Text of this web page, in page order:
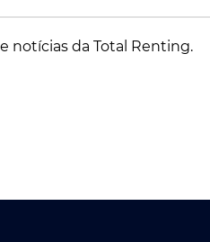
notícias da Total Renting.